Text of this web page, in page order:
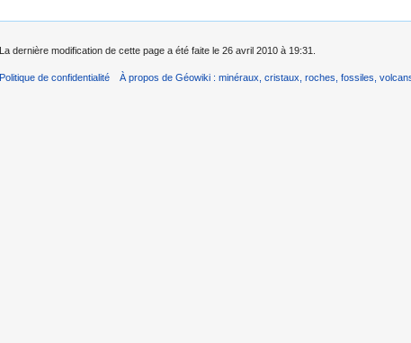
La dernière modification de cette page a été faite le 26 avril 2010 à 19:31.
Politique de confidentialité À propos de Géowiki : minéraux, cristaux, roches, fossiles,